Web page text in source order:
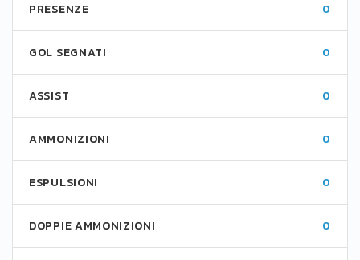
PRESENZE 0
GOL SEGNATI 0
ASSIST 0
AMMONIZIONI 0
ESPULSIONI 0
DOPPIE AMMONIZIONI 0